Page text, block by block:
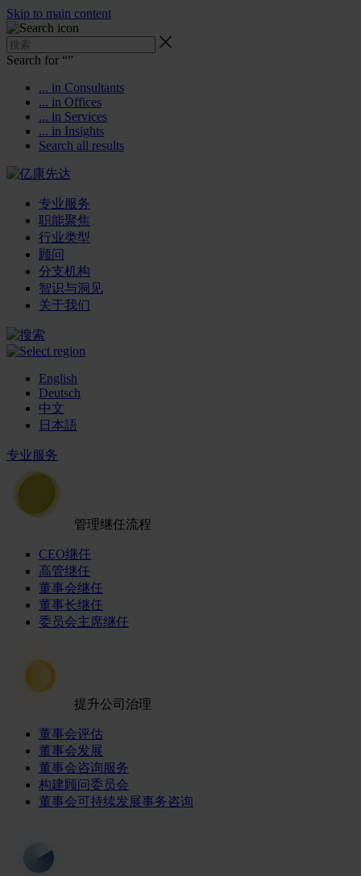
Skip to main content
Search for “”
... in Consultants
... in Offices
... in Services
... in Insights
Search all results
专业服务
职能聚焦
行业类型
顾问
分支机构
智识与洞见
关于我们
English
Deutsch
中文
日本語
专业服务
管理继任流程
CEO继任
高管继任
董事会继任
董事长继任
委员会主席继任
提升公司治理
董事会评估
董事会发展
董事会咨询服务
构建顾问委员会
董事会可持续发展事务咨询